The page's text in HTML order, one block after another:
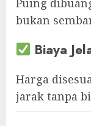
Puing
bukan
Biaya
Harga
jarak tanpa